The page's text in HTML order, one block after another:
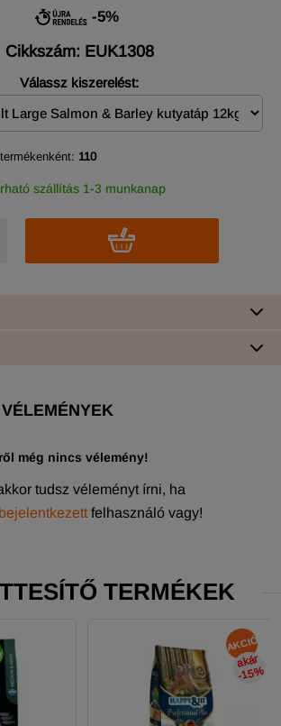
-5%
Cikkszám: EUK1308
Válassz kiszerelést:
110
szállítás 1-3 munkanap
még nincs vélemény!
tudsz véleményt írni, ha
felhasználó vagy!
TERMÉKEK
AKCIÓ
akár
-15
%